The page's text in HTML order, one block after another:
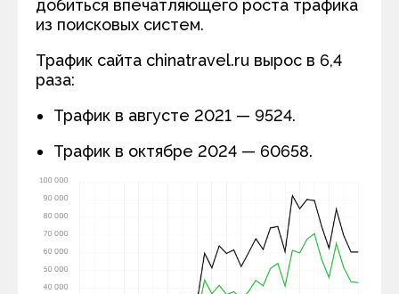
добиться впечатляющего роста трафика
из поисковых систем.
Трафик сайта chinatravel.ru вырос в 6,4
раза:
Трафик в августе 2021 — 9524.
Трафик в октябре 2024 — 60658.